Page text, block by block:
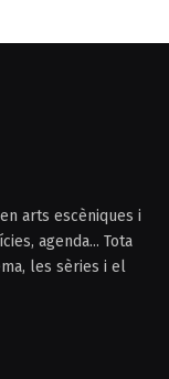
arts escèniques i
agenda... Tota
les sèries i el